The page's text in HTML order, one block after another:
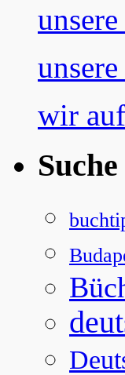
unsere
unsere
wir auf